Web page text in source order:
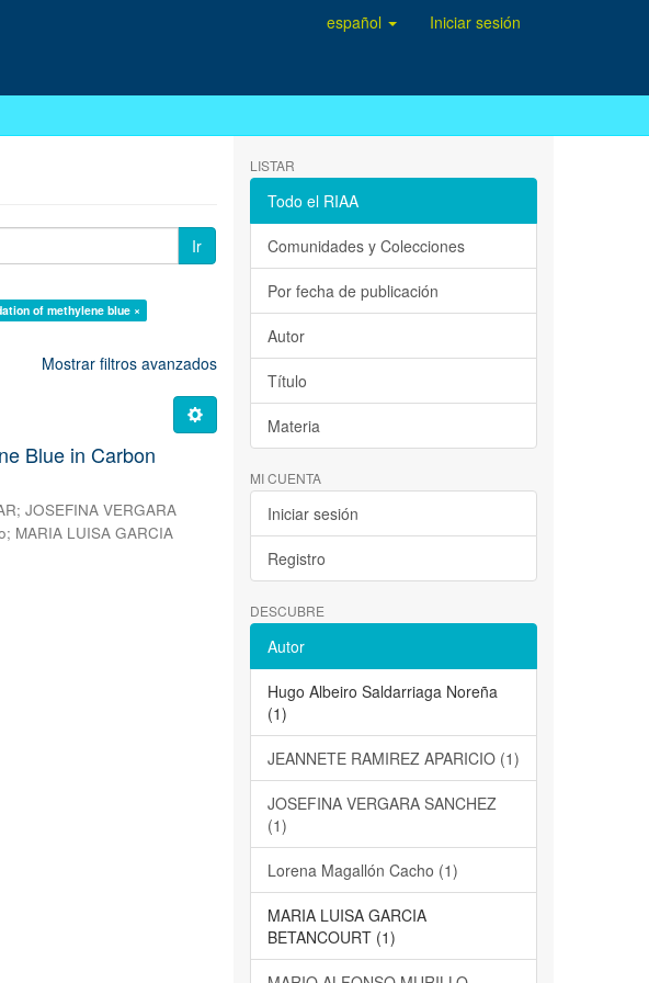
español Iniciar sesión
Ir
of methylene blue ×
Mostrar filtros avanzados
Blue in Carbon
;JOSEFINA VERGARA
; MARIA LUISA GARCIA
LISTAR
Todo el RIAA
Comunidades y Colecciones
Por fecha de publicación
Autor
Título
Materia
MI CUENTA
Iniciar sesión
Registro
DESCUBRE
Autor
Hugo Albeiro Saldarriaga Noreña
(1)
JEANNETE RAMIREZ APARICIO (1)
JOSEFINA VERGARA SANCHEZ
(1)
Lorena Magallón Cacho (1)
MARIA LUISA GARCIA
BETANCOURT (1)